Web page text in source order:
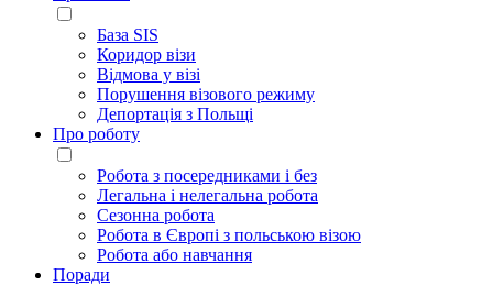
База SIS
Коридор візи
Відмова у візі
Порушення візового режиму
Депортація з Польщі
Про роботу
Робота з посередниками і без
Легальна і нелегальна робота
Сезонна робота
Робота в Європі з польською візою
Робота або навчання
Поради